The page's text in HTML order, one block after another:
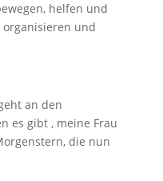
helfen und
und
an den
es gibt , meine Frau
die nun